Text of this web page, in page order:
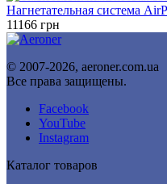
Нагнетательная система
11166 грн
© 2007-2026, aeroner.com.ua
Все права защищены.
Facebook
YouTube
Instagram
Каталог товаров